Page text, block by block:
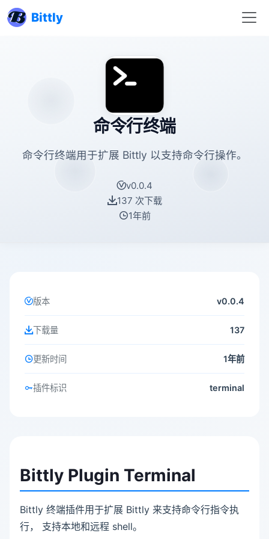
Bittly
命令行终端
命令行终端用于扩展 Bittly 以支持命令行操作。
v0.0.4
137 次下载
1年前
Bittly Plugin Terminal
Bittly 终端插件用于扩展 Bittly 来支持命令行指令执
行， 支持本地和远程 shell。
版本 v0.0.4
下载量 137
更新时间 1年前
插件标识 terminal